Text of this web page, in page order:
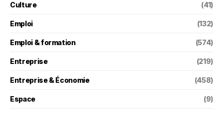
Culture (41)
Emploi (132)
Emploi & formation (574)
Entreprise (219)
Entreprise & Économie (458)
Espace (9)